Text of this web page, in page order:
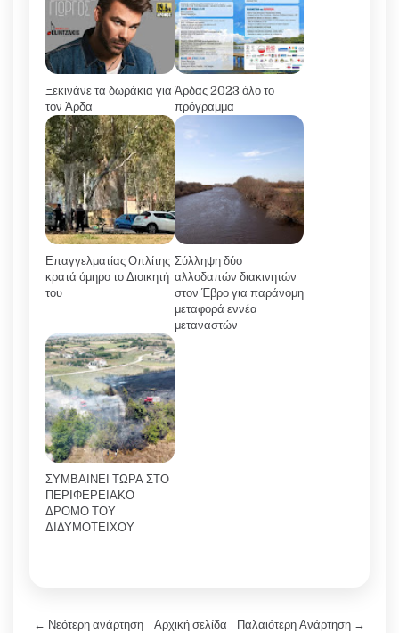
Ξεκινάνε τα δωράκια για
τον Άρδα
Άρδας 2023 όλο το
πρόγραμμα
Επαγγελματίας Οπλίτης
κρατά όμηρο το Διοικητή
του
Σύλληψη δύο
αλλοδαπών διακινητών
στον Έβρο για παράνομη
μεταφορά εννέα
μεταναστών
ΣΥΜΒΑΙΝΕΙ ΤΩΡΑ ΣΤΟ
ΠΕΡΙΦΕΡΕΙΑΚΟ
ΔΡΟΜΟ ΤΟΥ
ΔΙΔΥΜΟΤΕΙΧΟΥ
← Νεότερη ανάρτηση Παλαιότερη Ανάρτηση →
Αρχική σελίδα